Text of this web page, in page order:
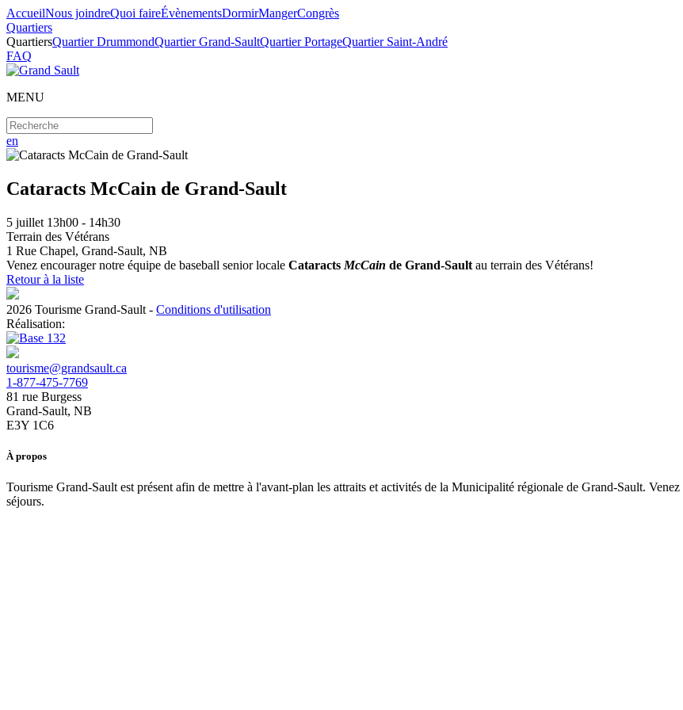
AccueilNous joindreQuoi faireÉvènementsDormirMangerCongrès
Quartiers
QuartiersQuartier DrummondQuartier Grand-SaultQuartier PortageQuartier Saint-André
FAQ
MENU
en
Cataracts McCain de Grand-Sault
5 juillet 13h00 - 14h30
Terrain des Vétérans
1 Rue Chapel, Grand-Sault, NB
Venez encourager notre équipe de baseball senior locale Cataracts McCain de Grand-Sault au terrain des Vétérans!
Retour à la liste
2026 Tourisme Grand-Sault - Conditions d'utilisation
Réalisation:
tourisme@grandsault.ca
1-877-475-7769
81 rue Burgess
Grand-Sault, NB
E3Y 1C6
À propos
Tourisme Grand-Sault est présent afin de mettre à l'avant-plan les attraits et activités de la Municipalité régionale de Grand-Sault.
séjours.